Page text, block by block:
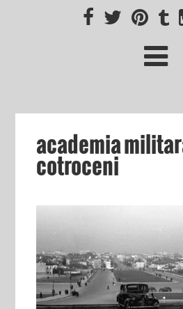
academia
cotroceni